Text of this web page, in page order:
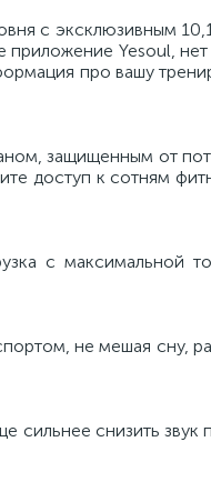
с эксклюзивным
Yesoul,
про вашу
защищенным от
доступ к сотням
с максимальной
не мешая сну,
снизить звук